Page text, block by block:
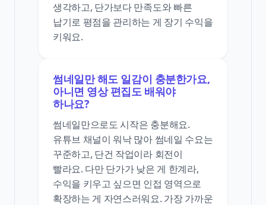
생각하고, 단가보다 만족도와 빠른
납기로 평점을 관리하는 게 장기 수익을
키워요.
썸네일만 해도 일감이 충분한가요,
아니면 영상 편집도 배워야
하나요?
썸네일만으로도 시작은 충분해요.
유튜브 채널이 워낙 많아 썸네일 수요는
꾸준하고, 단건 작업이라 회전이
빨라요. 다만 단가가 낮은 게 한계라,
수익을 키우고 싶으면 인접 영역으로
확장하는 게 자연스러워요. 가장 가까운